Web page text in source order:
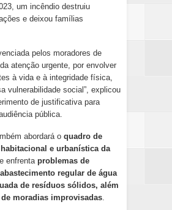
um incêndio destruiu
e deixou famílias
pelos moradores de
atenção urgente, por envolver
à vida e à integridade física,
vulnerabilidade social”, explicou
de justificativa para
pública.
abordará o quadro de
e urbanística da
enfrentaproblemas de
regular de água
de resíduos sólidos, além
moradias improvisadas.